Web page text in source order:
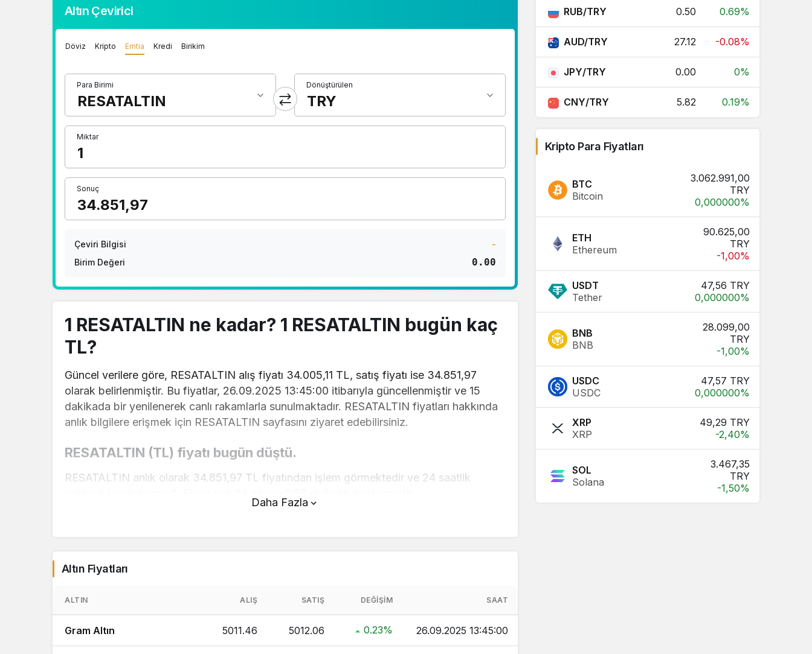
Altın Çevirici
Döviz Kripto Emtia Kredi Birikim
Para Birimi Dönüştürülen
Miktar
Sonuç
Çeviri Bilgisi
-
Birim Değeri
0.00
1 RESATALTIN ne kadar? 1 RESATALTIN bugün kaç
TL?
Güncel verilere göre, RESATALTIN alış fiyatı 34.005,11 TL, satış fiyatı ise 34.851,97
olarak belirlenmiştir. Bu fiyatlar, 26.09.2025 13:45:00 itibarıyla güncellenmiştir ve 15
dakikada bir yenilenerek canlı rakamlarla sunulmaktadır. RESATALTIN fiyatları hakkında
anlık bilgilere erişmek için RESATALTIN sayfasını ziyaret edebilirsiniz.
RESATALTIN (TL) fiyatı bugün düştü.
RESATALTIN anlık olarak 34.851,97 TL fiyatından işlem görmektedir ve 24 saatlik
için doğru adrestesiniz..
1 Gram Altın Ne Kadar 1 Gram Altın Kaç TL ?
Daha Fazla
Altın Fiyatları
ALTIN ALIŞ SATIŞ DEĞIŞIM SAAT
Gram Altın 5011.46 5012.06 0.23% 26.09.2025 13:45:00
RUB/TRY 0.50 0.69%
AUD/TRY 27.12 -0.08%
JPY/TRY 0.00 0%
CNY/TRY 5.82 0.19%
Kripto Para Fiyatları
BTC
Bitcoin
3.062.991,00
TRY
0,000000%
ETH
Ethereum
90.625,00
TRY
-1,00%
USDT
Tether
47,56 TRY
0,000000%
BNB
BNB
28.099,00
TRY
-1,00%
USDC
USDC
47,57 TRY
0,000000%
XRP
XRP
49,29 TRY
-2,40%
SOL
Solana
3.467,35
TRY
-1,50%